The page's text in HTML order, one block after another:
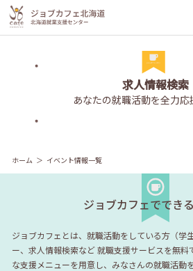
求人情報検索
あなたの就職活動を全力応
ホーム イベント情報一覧
ジョブカフェででき
ジョブカフェとは、就職活動をしている方（学
ー、求人情報検索など就職支援サービスを無料
な支援メニューを用意し、みなさんの就職活動